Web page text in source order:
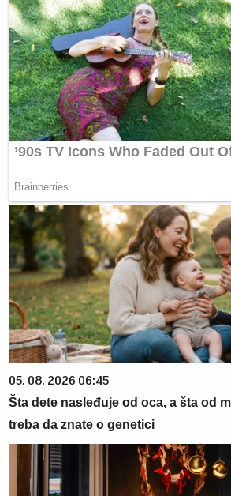
05. 08. 2026 06:45
Šta dete nasleđuje od oca, a šta od
treba da znate o genetici